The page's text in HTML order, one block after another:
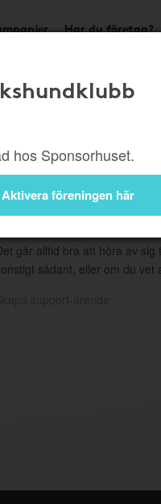
Har du företag?
hos Sponsorhuset.
Aktivera föreningen här
går alltid bra att höra av
sådant, eller om du vet
Skapa support-ärende